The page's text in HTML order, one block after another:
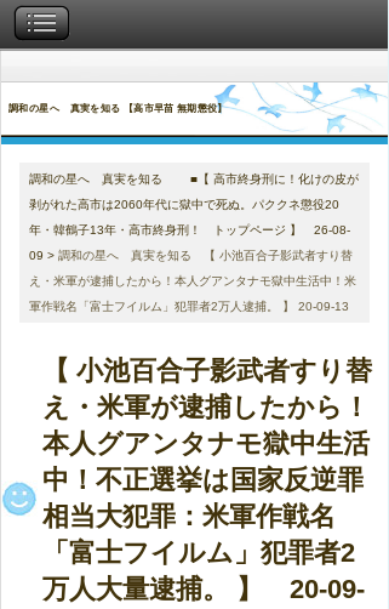
調和の星へ 真実を知る 【高市早苗 無期懲役】
調和の星へ 真実を知る ■【 高市終身刑に！化けの皮が
剥がれた高市は2060年代に獄中で死ぬ。パククネ懲役20
年・韓鶴子13年・高市終身刑！ トップページ 】 26-08-
09 > 調和の星へ 真実を知る 【 小池百合子影武者すり替
え・米軍が逮捕したから！本人グアンタナモ獄中生活中！米
軍作戦名「富士フイルム」犯罪者2万人逮捕。 】 20-09-13
【 小池百合子影武者すり替
え・米軍が逮捕したから！
本人グアンタナモ獄中生活
中！不正選挙は国家反逆罪
相当大犯罪：米軍作戦名
「富士フイルム」犯罪者2
万人大量逮捕。 】 20-09-